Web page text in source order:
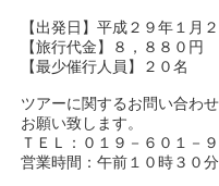
【出発日】平成２９年１月
【旅行代金】８，８８０円
【最少催行人員】２０名
ツアーに関するお問い合わ
お願い致します。
ＴＥＬ：０１９－６０１－９
営業時間：午前１０時３０